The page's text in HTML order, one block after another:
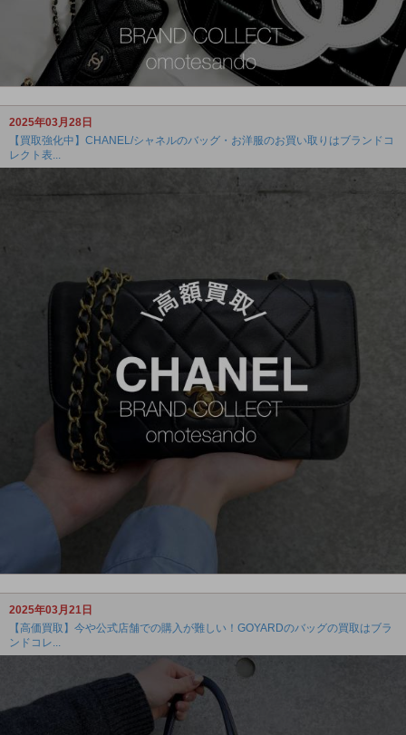
2025年03月28日
【買取強化中】CHANEL/シャネルのバッグ・お洋服のお買い取りはブランドコ
レクト表...
2025年03月21日
【高価買取】今や公式店舗での購入が難しい！GOYARDのバッグの買取はブラ
ンドコレ...